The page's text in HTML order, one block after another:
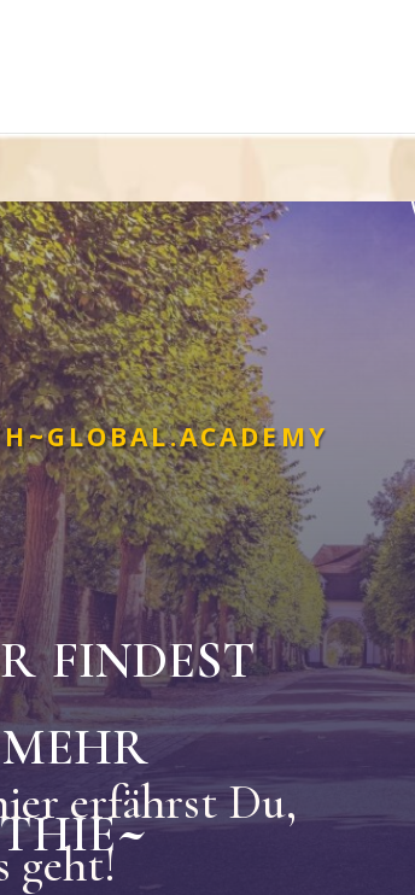
findest
erfährst Du,
geht!